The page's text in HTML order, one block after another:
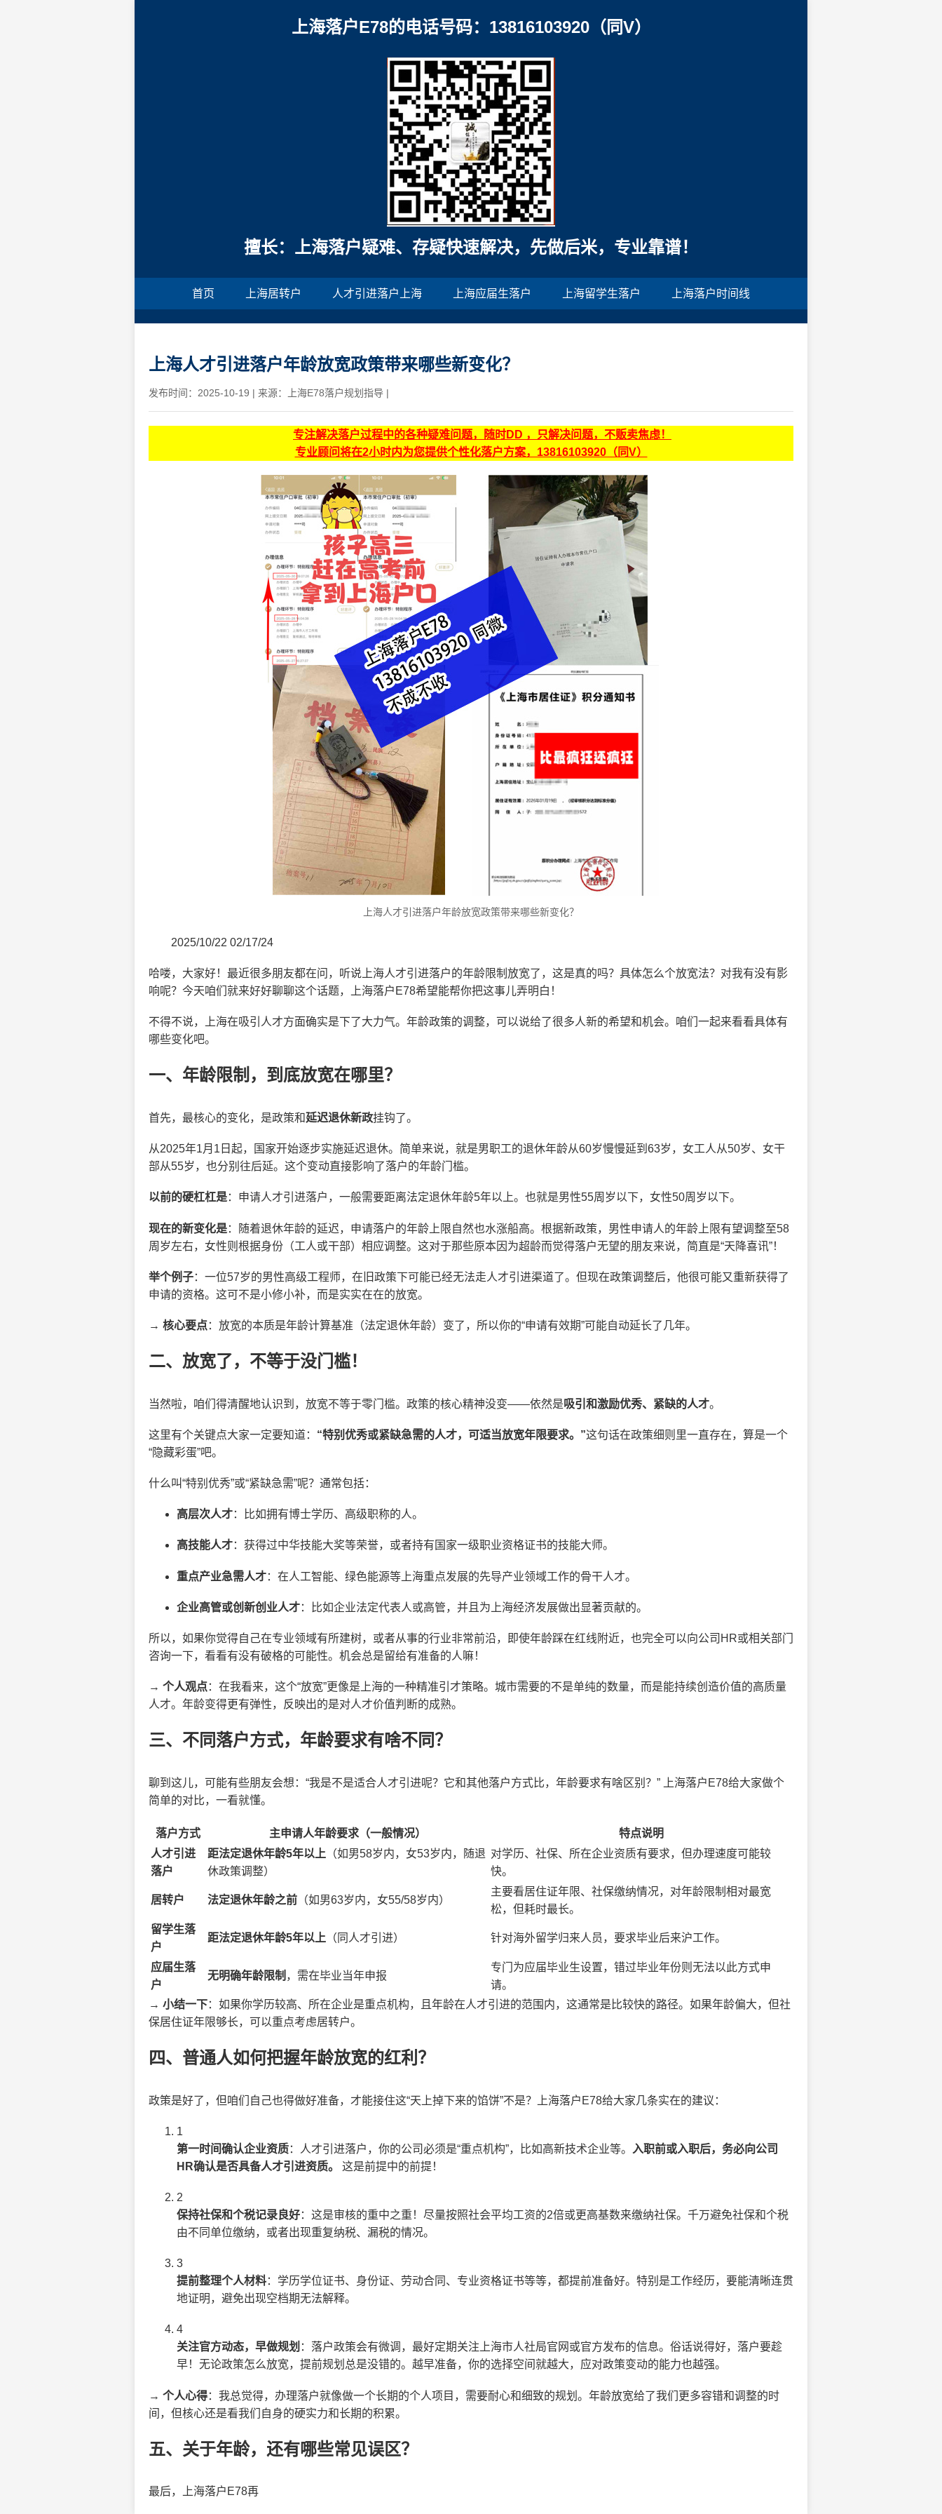
上海落户E78的电话号码：13816103920（同V）
擅长：上海落户疑难、存疑快速解决，先做后米，专业靠谱！
首页 上海居转户 人才引进落户上海 上海应届生落户 上海留学生落户 上海落户时间线
上海人才引进落户年龄放宽政策带来哪些新变化？
发布时间：2025-10-19 | 来源：上海E78落户规划指导 |
专注解决落户过程中的各种疑难问题，随时DD ，只解决问题，不贩卖焦虑！
专业顾问将在2小时内为您提供个性化落户方案，13816103920（同V）
上海人才引进落户年龄放宽政策带来哪些新变化？
2025/10/22 02/17/24
哈喽，大家好！最近很多朋友都在问，听说上海人才引进落户的年龄限制放宽了，这是真的吗？具体怎么个放宽法？对我有没有影
响呢？今天咱们就来好好聊聊这个话题，上海落户E78希望能帮你把这事儿弄明白！
不得不说，上海在吸引人才方面确实是下了大力气。年龄政策的调整，可以说给了很多人新的希望和机会。咱们一起来看看具体有
哪些变化吧。
一、年龄限制，到底放宽在哪里？
首先，最核心的变化，是政策和延迟退休新政挂钩了。
从2025年1月1日起，国家开始逐步实施延迟退休。简单来说，就是男职工的退休年龄从60岁慢慢延到63岁，女工人从50岁、女干
部从55岁，也分别往后延。这个变动直接影响了落户的年龄门槛。
以前的硬杠杠是：申请人才引进落户，一般需要距离法定退休年龄5年以上。也就是男性55周岁以下，女性50周岁以下。
现在的新变化是：随着退休年龄的延迟，申请落户的年龄上限自然也水涨船高。根据新政策，男性申请人的年龄上限有望调整至58
周岁左右，女性则根据身份（工人或干部）相应调整。这对于那些原本因为超龄而觉得落户无望的朋友来说，简直是“天降喜讯”！
举个例子：一位57岁的男性高级工程师，在旧政策下可能已经无法走人才引进渠道了。但现在政策调整后，他很可能又重新获得了
申请的资格。这可不是小修小补，而是实实在在的放宽。
→ 核心要点：放宽的本质是年龄计算基准（法定退休年龄）变了，所以你的“申请有效期”可能自动延长了几年。
二、放宽了，不等于没门槛！
当然啦，咱们得清醒地认识到，放宽不等于零门槛。政策的核心精神没变——依然是吸引和激励优秀、紧缺的人才。
这里有个关键点大家一定要知道： “特别优秀或紧缺急需的人才，可适当放宽年限要求。”这句话在政策细则里一直存在，算是一个
“隐藏彩蛋”吧。
什么叫“特别优秀”或“紧缺急需”呢？通常包括：
高层次人才：比如拥有博士学历、高级职称的人。
高技能人才：获得过中华技能大奖等荣誉，或者持有国家一级职业资格证书的技能大师。
重点产业急需人才：在人工智能、绿色能源等上海重点发展的先导产业领域工作的骨干人才。
企业高管或创新创业人才：比如企业法定代表人或高管，并且为上海经济发展做出显著贡献的。
所以，如果你觉得自己在专业领域有所建树，或者从事的行业非常前沿，即使年龄踩在红线附近，也完全可以向公司HR或相关部门
咨询一下，看看有没有破格的可能性。机会总是留给有准备的人嘛！
→ 个人观点：在我看来，这个“放宽”更像是上海的一种精准引才策略。城市需要的不是单纯的数量，而是能持续创造价值的高质量
人才。年龄变得更有弹性，反映出的是对人才价值判断的成熟。
三、不同落户方式，年龄要求有啥不同？
聊到这儿，可能有些朋友会想：“我是不是适合人才引进呢？它和其他落户方式比，年龄要求有啥区别？” 上海落户E78给大家做个
简单的对比，一看就懂。
落户方式 主申请人年龄要求（一般情况）
特点说明
人才引进
落户
距法定退休年龄5年以上 （如男58岁内，女53岁内，随退
休政策调整）
对学历、社保、所在企业资质有要求，但办理速度可能较
快。
居转户 法定退休年龄之前 （如男63岁内，女55/58岁内）
主要看居住证年限、社保缴纳情况，对年龄限制相对最宽
松，但耗时最长。
留学生落
户
距法定退休年龄5年以上 （同人才引进） 针对海外留学归来人员，要求毕业后来沪工作。
应届生落
户
无明确年龄限制 ，需在毕业当年申报
专门为应届毕业生设置，错过毕业年份则无法以此方式申
请。
→ 小结一下：如果你学历较高、所在企业是重点机构，且年龄在人才引进的范围内，这通常是比较快的路径。如果年龄偏大，但社
保居住证年限够长，可以重点考虑居转户。
四、普通人如何把握年龄放宽的红利？
政策是好了，但咱们自己也得做好准备，才能接住这“天上掉下来的馅饼”不是？上海落户E78给大家几条实在的建议：
1
第一时间确认企业资质：人才引进落户，你的公司必须是“重点机构”，比如高新技术企业等。
入职前或入职后，务必向公司
HR确认是否具备人才引进资质。
这是前提中的前提！
2
保持社保和个税记录良好：这是审核的重中之重！尽量按照社会平均工资的2倍或更高基数来缴纳社保。千万避免社保和个税
由不同单位缴纳，或者出现重复纳税、漏税的情况。
3
提前整理个人材料：学历学位证书、身份证、劳动合同、专业资格证书等等，都提前准备好。特别是工作经历，要能清晰连贯
地证明，避免出现空档期无法解释。
4
关注官方动态，早做规划 ：落户政策会有微调，最好定期关注上海市人社局官网或官方发布的信息。俗话说得好，落户要趁
早！无论政策怎么放宽，提前规划总是没错的。越早准备，你的选择空间就越大，应对政策变动的能力也越强。
→ 个人心得：我总觉得，办理落户就像做一个长期的个人项目，需要耐心和细致的规划。年龄放宽给了我们更多容错和调整的时
间，但核心还是看我们自身的硬实力和长期的积累。
五、关于年龄，还有哪些常见误区？
最后，上海落户E78再